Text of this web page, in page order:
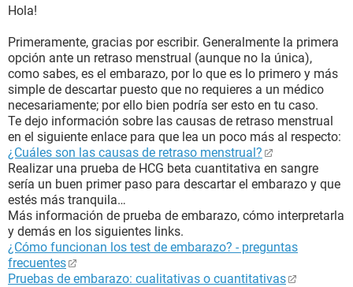
Hola!
Primeramente, gracias por escribir. Generalmente la primera
opción ante un retraso menstrual (aunque no la única),
como sabes, es el embarazo, por lo que es lo primero y más
simple de descartar puesto que no requieres a un médico
necesariamente; por ello bien podría ser esto en tu caso.
Te dejo información sobre las causas de retraso menstrual
en el siguiente enlace para que lea un poco más al respecto:
¿Cuáles son las causas de retraso menstrual?
Realizar una prueba de HCG beta cuantitativa en sangre
sería un buen primer paso para descartar el embarazo y que
estés más tranquila…
Más información de prueba de embarazo, cómo interpretarla
y demás en los siguientes links.
¿Cómo funcionan los test de embarazo? - preguntas
frecuentes
Pruebas de embarazo: cualitativas o cuantitativas